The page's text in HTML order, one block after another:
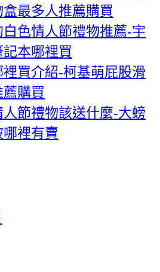
最多人推薦購買
色情人節禮物推薦-宇
本哪裡買
買介紹-柯基萌屁股滑
購買
節禮物該送什麼-大螃
裡有賣